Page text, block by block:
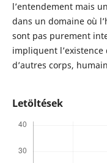
l’entendement mais
dans un domaine où
sont pas purement
impliquent
d’autres corps,
Letöltések